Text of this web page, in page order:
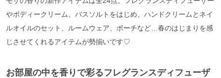
やボディークリーム、バスソルトをはじめ、ハンドクリームとネイ
ルオイルのセット、ルームウェア、ポーチなど…春のはじまりを感
じさせてくれるアイテムが勢揃いです♡
お部屋の中を香りで彩るフレグランスディフューザ